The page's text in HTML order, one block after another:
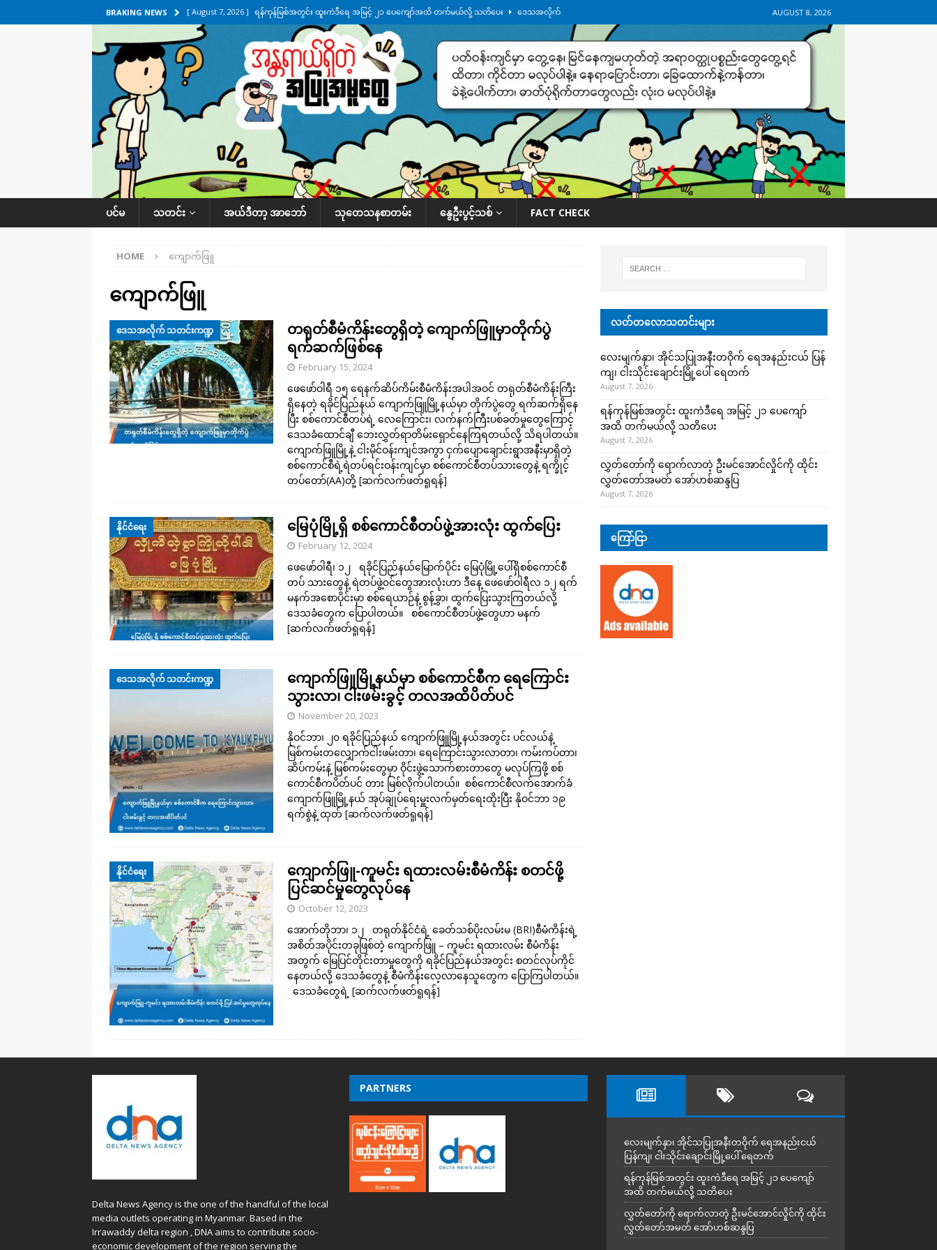
BRAKING NEWS [ August 7, 2026 ] ရန်ကုန်မြစ်အတွင်း ထူးကဲဒီရေ အ​မြင့် ၂၁ ပေကျော်အထိ တက်မယ်လို့ သတိပေး ဒေသအလိုက်
သတင်းကဏ္ဍ
[ August 7, 2026 ] လွှတ်တော်ကို ရောက်လာတဲ့ ဦးမင်အောင်လှိုင်ကို ထိုင်းလွှတ်တော်အမတ် အော်ဟစ်ဆန္ဒပြ
UNCATEGORIZED
[ August 6, 2026 ] တာကျိုးပြီး ခုနှစ်ရက်မြောက်နေ့မှာ ငသိုင်းချောင်းမြို့ကို ရေစတင်ရောက်ရှိ ဒေသအလိုက် သတင်း
[ August 6, 2026 ] လေးမျက်နှာမှာ ရေဘေးကူနေတဲ့ ငသိုင်းချောင်းဒေသခံ လူငယ်တဦး ရေစီးနဲ့မျောပါသေဆုံး
အလိုက် သတင်းကဏ္ဍ
[ August 7, 2026 ] လေးမျက်နှာ၊ အိုင်သပြုအနီးတဝိုက် ရေအနည်းငယ် ပြန်ကျ၊ ငါးသိုင်းချောင်းမြို့ပေါ် ရေတက်
ဒေသအလိုက် သတင်းကဏ္ဍ
AUGUST 8, 2026
ပင်မ သတင်း အယ်ဒီတာ့ အာဘော် သုတေသနစာတမ်း နွေဦးပွင့်သစ် FACT CHECK
HOME ကျောက်ဖြူ
ကျောက်ဖြူ
ဒေသအလိုက် သတင်းကဏ္ဍ
တရုတ်စီမံကိန်းတွေရှိတဲ့ ကျောက်ဖြူမှာတိုက်ပွဲ
ရက်ဆက်ဖြစ်နေ
February 15, 2024
ဖေဖော်ဝါရီ ၁၅ ရေနက်ဆိပ်ကိမ်းစီမံကိန်းအပါအဝင် တရုတ်စီမံကိန်းကြီး
ရှိနေတဲ့ ရခိုင်ပြည်နယ် ကျောက်ဖြူမြို့နယ်မှာ တိုက်ပွဲတွေ ရက်ဆက်ရှိနေ
ပြီး စစ်ကောင်စီတပ်ရဲ့ လေကြောင်း၊ လက်နက်ကြီးပစ်ခတ်မှုတွေကြောင့်
ဒေသခံထောင်ချီ ဘေးလွှတ်ရာတိမ်းရှောင်နေကြရတယ်လို့ သိရပါတယ်။
ကျောက်ဖြူမြို့နဲ့ ငါးမိုင်ဝန်းကျင်အကွာ ငှက်ပျောချောင်းရွာအနီးမှာရှိတဲ့
စစ်ကောင်စီရဲ့ရဲတပ်ရင်းဝန်းကျင်မှာ စစ်ကောင်စီတပ်သားတွေနဲ့ ရက္ခိုင့်
တပ်တော်(AA)တို့ [ဆက်လက်ဖတ်ရှုရန်]
နိုင်ငံရေး မြေပုံမြို့ရှိ စစ်ကောင်စီတပ်ဖွဲ့အားလုံး ထွက်ပြေး
February 12, 2024
ဖေဖော်ဝါရီ၊ ၁၂ ရခိုင်ပြည်နယ်မြောက်ပိုင်း မြေပုံမြို့ပေါ်ရှိစစ်ကောင်စီ
တပ် သားတွေနဲ့ ရဲတပ်ဖွဲ့၀င်တွေအားလုံးဟာ ဒီနေ့ ဖေဖော်ဝါရီလ ၁၂ ရက်
မနက်အစောပိုင်းမှာ စစ်ရေယာဉ်နဲ့ စွန့်ခွာ၊ ထွက်ပြေးသွားကြတယ်လို့
ဒေသခံတွေက ပြောပါတယ်။ စစ်ကောင်စီတပ်ဖွဲ့တွေဟာ မနက်
[ဆက်လက်ဖတ်ရှုရန်]
ဒေသအလိုက် သတင်းကဏ္ဍ
ကျောက်ဖြူမြို့နယ်မှာ စစ်ကောင်စီက ရေကြောင်း
သွားလာ၊ ငါးဖမ်းခွင့် တလအထိပိတ်ပင်
November 20, 2023
နိုဝင်ဘာ၊ ၂၀ ရခိုင်ပြည်နယ် ကျောက်ဖြူမြို့နယ်အတွင်း ပင်လယ်နဲ့
မြစ်ကမ်းတလျှောက်ငါးဖမ်းတာ၊ ရေကြောင်းသွားလာတာ၊ ကမ်းကပ်တာ၊
ဆိပ်ကမ်းနဲ့ မြစ်ကမ်းတွေမှာ ဝိုင်းဖွဲ့သောက်စားတာတွေ မလုပ်ကြဖို့ စစ်
ကောင်စီကပိတ်ပင် တား မြစ်လိုက်ပါတယ်။ စစ်ကောင်စီလက်အောက်ခံ
ကျောက်ဖြူမြို့နယ် အုပ်ချုပ်ရေးမှူးလက်မှတ်ရေးထိုးပြီး နိုဝင်ဘာ ၁၉
ရက်စွဲနဲ့ ထုတ် [ဆက်လက်ဖတ်ရှုရန်]
နိုင်ငံရေး
ကျောက်ဖြူ-ကူမင်း ရထားလမ်းစီမံကိန်း စတင်ဖို့
ပြင်ဆင်မှုတွေလုပ်နေ
October 12, 2023
အောက်တိုဘာ၊ ၁၂ တရုတ်နိုင်ငံရဲ့ ခေတ်သစ်ပိုးလမ်းမ (BRI)စီမံကိန်းရဲ့
အစိတ်အပိုင်းတခုဖြစ်တဲ့ ကျောက်ဖြူ – ကူမင်း ရထားလမ်း စီမံကိန်း
အတွက် မြေပြင်တိုင်းတာမှုတွေကို ရခိုင်ပြည်နယ်အတွင်း စတင်လုပ်ကိုင်
နေတယ်လို့ ဒေသခံတွေနဲ့ စီမံကိန်းလေ့လာနေသူတွေက ပြောကြပါတယ်။
ဒေသခံတွေရဲ့ [ဆက်လက်ဖတ်ရှုရန်]
လတ်တလောသတင်းများ
လေးမျက်နှာ၊ အိုင်သပြုအနီးတဝိုက် ရေအနည်းငယ် ပြန်
ကျ၊ ငါးသိုင်းချောင်းမြို့ပေါ် ရေတက်
August 7, 2026
ရန်ကုန်မြစ်အတွင်း ထူးကဲဒီရေ အ​မြင့် ၂၁ ပေကျော်
အထိ တက်မယ်လို့ သတိပေး
August 7, 2026
လွှတ်တော်ကို ရောက်လာတဲ့ ဦးမင်အောင်လှိုင်ကို ထိုင်း
လွှတ်တော်အမတ် အော်ဟစ်ဆန္ဒပြ
August 7, 2026
ကြော်ငြာ
Delta News Agency is the one of the handful of the local
media outlets operating in Myanmar. Based in the
Irrawaddy delta region , DNA aims to contribute socio-
economic development of the region serving the
PARTNERS
လေးမျက်နှာ၊ အိုင်သပြုအနီးတဝိုက် ရေအနည်းငယ်
ပြန်ကျ၊ ငါးသိုင်းချောင်းမြို့ပေါ် ရေတက်
ရန်ကုန်မြစ်အတွင်း ထူးကဲဒီရေ အ​မြင့် ၂၁ ပေကျော်
အထိ တက်မယ်လို့ သတိပေး
လွှတ်တော်ကို ရောက်လာတဲ့ ဦးမင်အောင်လှိုင်ကို ထိုင်း
လွှတ်တော်အမတ် အော်ဟစ်ဆန္ဒပြ